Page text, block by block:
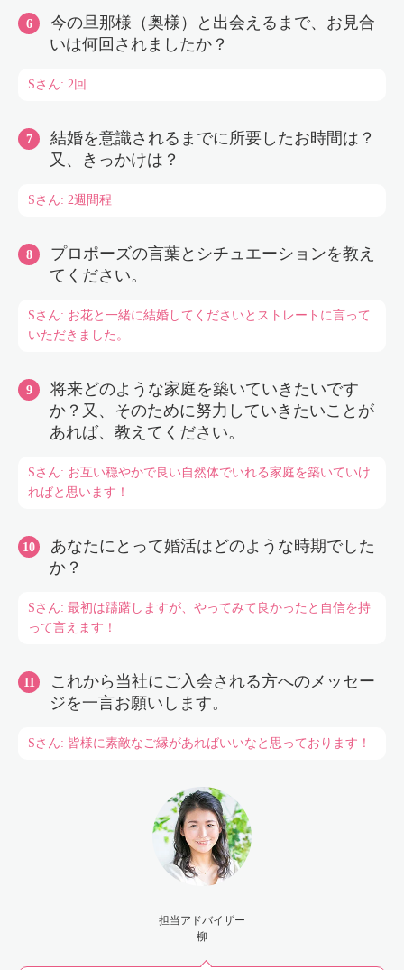
今の旦那様（奥様）と出会えるまで、お見合
いは何回されましたか？
Sさん: 2回
結婚を意識されるまでに所要したお時間は？
又、きっかけは？
Sさん: 2週間程
プロポーズの言葉とシチュエーションを教え
てください。
Sさん: お花と一緒に結婚してくださいとストレートに言って
いただきました。
将来どのような家庭を築いていきたいです
か？又、そのために努力していきたいことが
あれば、教えてください。
Sさん: お互い穏やかで良い自然体でいれる家庭を築いていけ
ればと思います！
あなたにとって婚活はどのような時期でした
か？
Sさん: 最初は躊躇しますが、やってみて良かったと自信を持
って言えます！
これから当社にご入会される方へのメッセー
ジを一言お願いします。
Sさん: 皆様に素敵なご縁があればいいなと思っております！
担当アドバイザー
柳